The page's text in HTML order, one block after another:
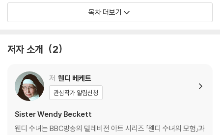
- 역설
- 혼돈의 한가운데
- 불굴의 정신
- 바벨탑 너머에
- 정물
- 기다림의 침묵
- 침묵의 행복
목차 더보기
저자 소개 2
저 웬디 베케트
관심작가 알림신청
Sister Wendy Beckett
웬디 수녀는 BBC방송의 텔레비전 아트 시리즈 「웬디 수녀의 모험」과